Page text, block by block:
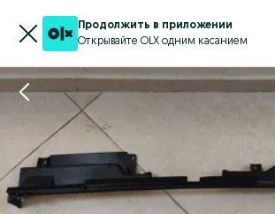
Продолжить в приложении
Открывайте OLX одним касанием